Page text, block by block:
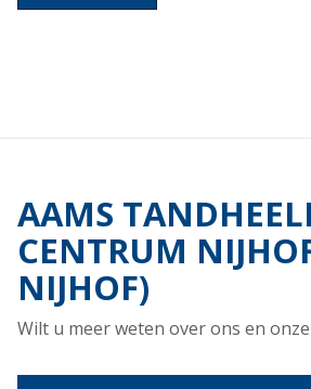
AAMS
CENTRUM
NIJHOF)
Wilt u meer weten over ons en